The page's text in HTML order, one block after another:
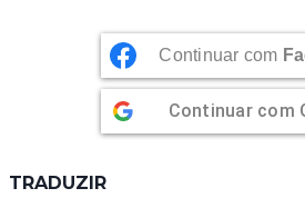
Continuar com
Continuar com
TRADUZIR